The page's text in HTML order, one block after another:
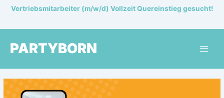
ZumVertriebsmitarbeiter (m/w/d) Vollzeit Quereinstieg gesucht!
PARTYBORN